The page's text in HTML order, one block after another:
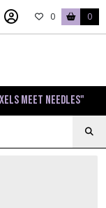
0 0
meet needles"